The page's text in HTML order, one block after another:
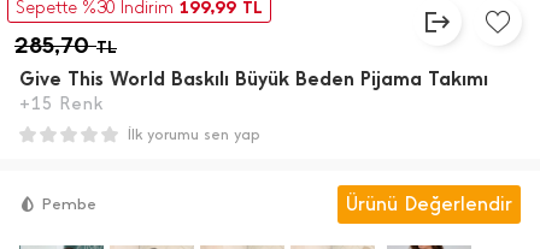
Sepette %30 İndirim 199,99 TL
285,70TL
Give This World Baskılı Büyük Beden Pijama Takımı
+15 Renk
İlk yorumu sen yap
Pembe Ürünü Değerlendir